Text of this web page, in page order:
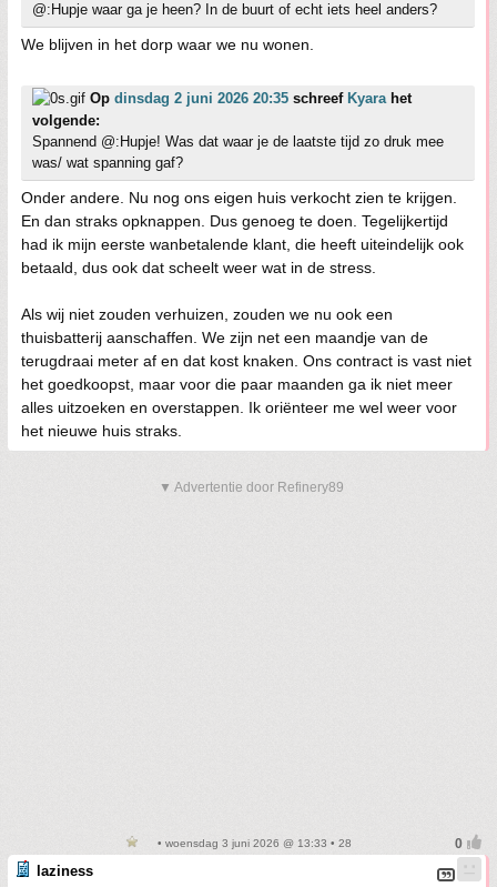
@:Hupje waar ga je heen? In de buurt of echt iets heel anders?
We blijven in het dorp waar we nu wonen.
Op dinsdag 2 juni 2026 20:35 schreef Kyarahet
volgende:
Spannend @:Hupje! Was dat waar je de laatste tijd zo druk mee
was/ wat spanning gaf?
Onder andere. Nu nog ons eigen huis verkocht zien te krijgen.
En dan straks opknappen. Dus genoeg te doen. Tegelijkertijd
had ik mijn eerste wanbetalende klant, die heeft uiteindelijk ook
betaald, dus ook dat scheelt weer wat in de stress.
Als wij niet zouden verhuizen, zouden we nu ook een
thuisbatterij aanschaffen. We zijn net een maandje van de
terugdraai meter af en dat kost knaken. Ons contract is vast niet
het goedkoopst, maar voor die paar maanden ga ik niet meer
alles uitzoeken en overstappen. Ik oriënteer me wel weer voor
het nieuwe huis straks.
▼ Advertentie door Refinery89
• woensdag 3 juni 2026 @ 13:33 • 28
laziness